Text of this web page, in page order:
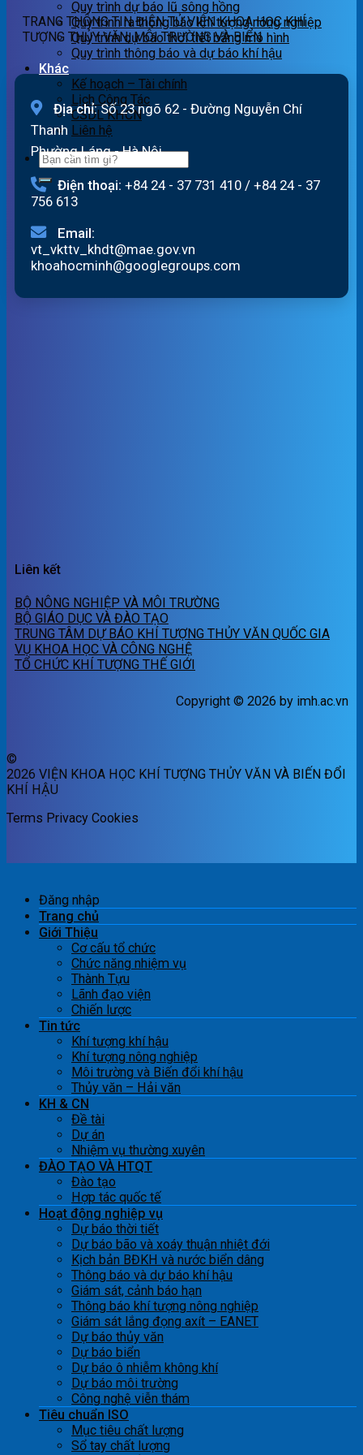
Quy trình dự báo lũ sông hồng
Quy trình ra thông báo khí tượng nông nghiệp
Quy trình dự báo thời tiết bằng mô hình
Quy trình thông báo và dự báo khí hậu
Khác
Kế hoạch – Tài chính
Lịch Công Tác
CSDL KHCN
Liên hệ
07h
ngày
07/8/2026
TRANG THÔNG TIN ĐIỆN TỬ VIỆN KHOA HỌC KHÍ
TƯỢNG THỦY VĂN, MÔI TRƯỜNG VÀ BIỂN
Địa chỉ:Số 23 ngõ 62 - Đường Nguyễn Chí
Thanh
Phường Láng - Hà Nội
Điện thoại: +84 24 - 37 731 410 / +84 24 - 37
756 613
Email:
vt_vkttv_khdt@mae.gov.vn
khoahocminh@googlegroups.com
Liên kết
BỘ NÔNG NGHIỆP VÀ MÔI TRƯỜNG
BỘ GIÁO DỤC VÀ ĐÀO TẠO
TRUNG TÂM DỰ BÁO KHÍ TƯỢNG THỦY VĂN QUỐC GIA
VỤ KHOA HỌC VÀ CÔNG NGHỆ
TỔ CHỨC KHÍ TƯỢNG THẾ GIỚI
Copyright © 2026 by imh.ac.vn
©
2026 VIỆN KHOA HỌC KHÍ TƯỢNG THỦY VĂN VÀ BIẾN ĐỔI
KHÍ HẬU
Terms Privacy Cookies
Đăng nhập
Trang chủ
Giới Thiệu
Cơ cấu tổ chức
Chức năng nhiệm vụ
Thành Tựu
Lãnh đạo viện
Chiến lược
Tin tức
Khí tượng khí hậu
Khí tượng nông nghiệp
Môi trường và Biến đổi khí hậu
Thủy văn – Hải văn
KH & CN
Đề tài
Dự án
Nhiệm vụ thường xuyên
ĐÀO TẠO VÀ HTQT
Đào tạo
Hợp tác quốc tế
Hoạt động nghiệp vụ
Dự báo thời tiết
Dự báo bão và xoáy thuận nhiệt đới
Kịch bản BĐKH và nước biển dâng
Thông báo và dự báo khí hậu
Giám sát, cảnh báo hạn
Thông báo khí tượng nông nghiệp
Giám sát lắng đọng axít – EANET
Dự báo thủy văn
Dự báo biển
Dự báo ô nhiễm không khí
Dự báo môi trường
Công nghệ viễn thám
Tiêu chuẩn ISO
Mục tiêu chất lượng
Sổ tay chất lượng